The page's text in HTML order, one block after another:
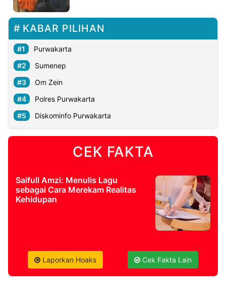
KABAR PILIHAN
Purwakarta
Sumenep
Om Zein
Polres Purwakarta
Diskominfo Purwakarta
CEK FAKTA
Saifull Amzi: Menulis Lagu
sebagai Cara Merekam Realitas
Kehidupan
Laporkan Hoaks Cek Fakta Lain